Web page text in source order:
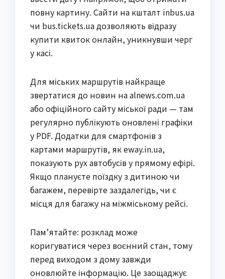
повну картину. Сайти на кшталт inbus.ua
чи bus.tickets.ua дозволяють відразу
купити квиток онлайн, уникнувши черг
у касі.
Для міських маршрутів найкраще
звертатися до новин на alnews.com.ua
або офіційного сайту міської ради — там
регулярно публікують оновлені графіки
у PDF. Додатки для смартфонів з
картами маршрутів, як eway.in.ua,
показують рух автобусів у прямому ефірі.
Якщо плануєте поїздку з дитиною чи
багажем, перевірте заздалегідь, чи є
місця для багажу на міжміському рейсі.
Пам’ятайте: розклад може
коригуватися через воєнний стан, тому
перед виходом з дому завжди
оновлюйте інформацію. Це заощаджує